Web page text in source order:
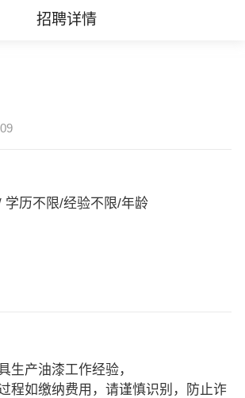
招聘详情
学历不限/经验不限/年龄
生产油漆工作经验，
程如缴纳费用，请谨慎识别，防止诈